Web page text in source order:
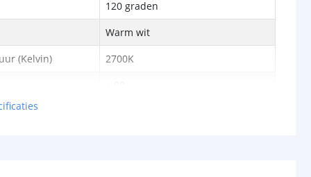
120 graden
Warm wit
(Kelvin)
2700K